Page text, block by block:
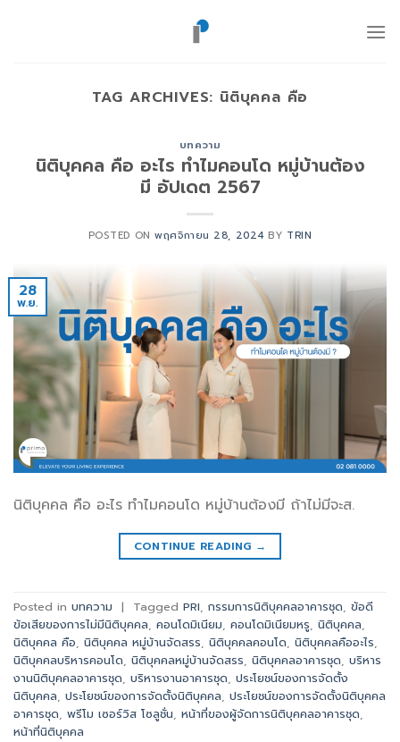
TAG ARCHIVES: นิติบุคคล คือ
บทความ
นิติบุคคล คือ อะไร ทำไมคอนโด หมู่บ้านต้อง
มี อัปเดต 2567
POSTED ONพฤศจิกายน 28, 2024 BY TRIN
28
พ.ย.
นิติบุคคล คือ อะไร ทำไมคอนโด หมู่บ้านต้องมี ถ้าไม่มีจะส.
CONTINUE READING →
Posted in บทความ | Tagged PRI, กรรมการนิติบุคคลอาคารชุด, ข้อดี
ข้อเสียของการไม่มีนิติบุคคล, คอนโดมิเนียม, คอนโดมิเนียมหรู, นิติบุคคล,
นิติบุคคล คือ, นิติบุคคล หมู่บ้านจัดสรร, นิติบุคคลคอนโด, นิติบุคคลคืออะไร,
นิติบุคคลบริหารคอนโด, นิติบุคคลหมู่บ้านจัดสรร, นิติบุคคลอาคารชุด, บริหาร
งานนิติบุคคลอาคารชุด, บริหารงานอาคารชุด, ประโยชน์ของการจัดตั้ง
นิติบุคคล, ประโยชน์ของการจัดตั้งนิติบุคคล, ประโยชน์ของการจัดตั้งนิติบุคคล
อาคารชุด, พรีโม เซอร์วิส โซลูชั่น, หน้าที่ของผู้จัดการนิติบุคคลอาคารชุด,
หน้าที่นิติบุคคล